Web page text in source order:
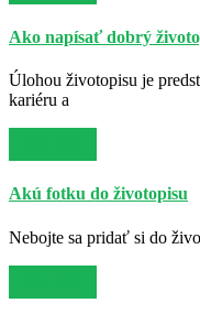
Ako napísať dobrý
Úlohou životopisu je
kariéru a
Akú fotku do životopisu
Nebojte sa pridať si do